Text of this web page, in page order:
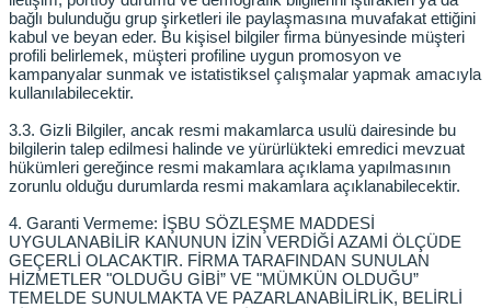
bağlı bulunduğu grup şirketleri ile paylaşmasına muvafakat ettiğini
kabul ve beyan eder. Bu kişisel bilgiler firma bünyesinde müşteri
profili belirlemek, müşteri profiline uygun promosyon ve
kampanyalar sunmak ve istatistiksel çalışmalar yapmak amacıyla
kullanılabilecektir.
3.3. Gizli Bilgiler, ancak resmi makamlarca usulü dairesinde bu
bilgilerin talep edilmesi halinde ve yürürlükteki emredici mevzuat
hükümleri gereğince resmi makamlara açıklama yapılmasının
zorunlu olduğu durumlarda resmi makamlara açıklanabilecektir.
4. Garanti Vermeme: İŞBU SÖZLEŞME MADDESİ
UYGULANABİLİR KANUNUN İZİN VERDİĞİ AZAMİ ÖLÇÜDE
GEÇERLİ OLACAKTIR. FİRMA TARAFINDAN SUNULAN
HİZMETLER "OLDUĞU GİBİ” VE "MÜMKÜN OLDUĞU”
TEMELDE SUNULMAKTA VE PAZARLANABİLİRLİK, BELİRLİ